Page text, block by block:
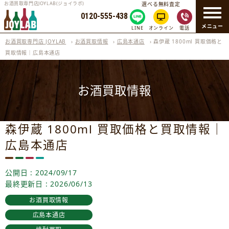
メニュー
お酒買取専門店JOYLAB(ジョイラボ)
0120-555-438
選べる無料査定
LINE オンライン 電話
お酒買取専門店 JOYLAB › お酒買取情報 › 広島本通店 ›森伊蔵 1800ml 買取価格と
買取情報｜広島本通店
お酒買取情報
森伊蔵 1800ml 買取価格と買取情報｜
広島本通店
公開日 : 2024/09/17
最終更新日 : 2026/06/13
お酒買取情報
広島本通店